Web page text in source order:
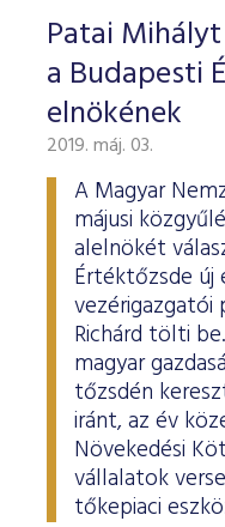
Patai
a Budapesti
elnökének
2019. máj. 03.
A Magyar
májusi
alelnökét
Értéktőzsde új
Richárd tölti
magyar
tőzsdén
iránt, az év
Növekedési
vállalatok
tőkepiaci